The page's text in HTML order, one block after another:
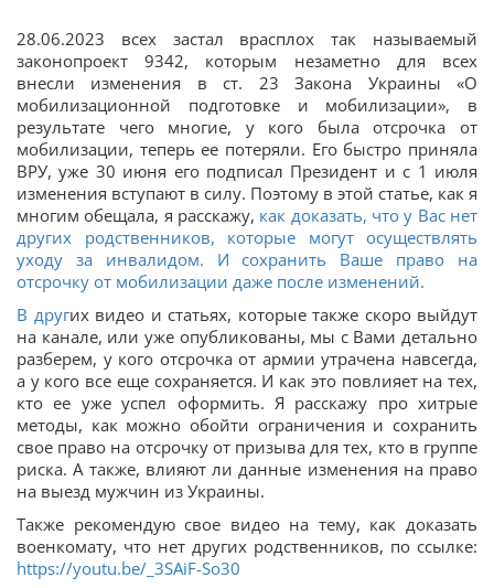
28.06.2023 всех застал врасплох так называемый
законопроект 9342, которым незаметно для всех
внесли изменения в ст. 23 Закона Украины «О
мобилизационной подготовке и мобилизации», в
результате чего многие, у кого была отсрочка от
мобилизации, теперь ее потеряли. Его быстро приняла
ВРУ, уже 30 июня его подписал Президент и с 1 июля
изменения вступают в силу. Поэтому в этой статье, как я
многим обещала, я расскажу, как доказать, что у Вас нет
других родственников, которые могут осуществлять
уходу за инвалидом. И сохранить Ваше право на
отсрочку от мобилизации даже после изменений.
В других видео и статьях, которые также скоро выйдут
на канале, или уже опубликованы, мы с Вами детально
разберем, у кого отсрочка от армии утрачена навсегда,
а у кого все еще сохраняется. И как это повлияет на тех,
кто ее уже успел оформить. Я расскажу про хитрые
методы, как можно обойти ограничения и сохранить
свое право на отсрочку от призыва для тех, кто в группе
риска. А также, влияют ли данные изменения на право
на выезд мужчин из Украины.
Также рекомендую свое видео на тему, как доказать
военкомату, что нет других родственников, по ссылке:
https://youtu.be/_3SAiF-So30